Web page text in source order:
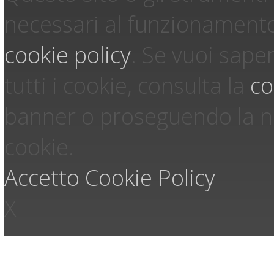
necessari al
cookie policy. Se vuoi
tutti i cookie, consulta la
Accetto Cookie Policy